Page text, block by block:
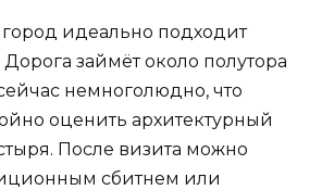
идеально подходит
займёт около полутора
немноголюдно, что
оценить архитектурный
После визита можно
сбитнем или